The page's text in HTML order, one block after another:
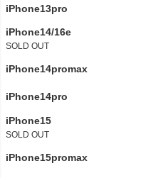
iPhone13pro
iPhone14/16e
SOLD OUT
iPhone14promax
iPhone14pro
iPhone15
SOLD OUT
iPhone15promax